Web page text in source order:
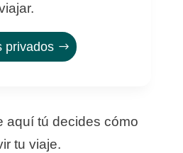
privados
aquí tú decides cómo
tu viaje.